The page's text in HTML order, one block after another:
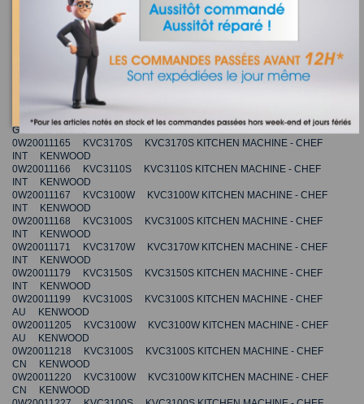
0W20011129 KVC5001G KVC5001G KITCHEN MACHINE - CHEF
AU KENWOOD
0W20011130 KVC5001P KVC5001P KITCHEN MACHINE - CHEF
AU KENWOOD
0W20011131 KVC5001Y KVC5001Y KITCHEN MACHINE - CHEF
AU KENWOOD
0W20011132 KVC5000T KVC5000T KITCHEN MACHINE - Chef
Sense AU KENWOOD
0W20011149 KVC3100S KVC3000S KITCHEN MACHINE - CHEF
GB KENWOOD
0W20011165 KVC3170S KVC3170S KITCHEN MACHINE - CHEF
INT KENWOOD
0W20011166 KVC3110S KVC3110S KITCHEN MACHINE - CHEF
INT KENWOOD
0W20011167 KVC3100W KVC3100W KITCHEN MACHINE - CHEF
INT KENWOOD
0W20011168 KVC3100S KVC3100S KITCHEN MACHINE - CHEF
INT KENWOOD
0W20011171 KVC3170W KVC3170W KITCHEN MACHINE - CHEF
INT KENWOOD
0W20011179 KVC3150S KVC3150S KITCHEN MACHINE - CHEF
INT KENWOOD
0W20011199 KVC3100S KVC3100S KITCHEN MACHINE - CHEF
AU KENWOOD
0W20011205 KVC3100W KVC3100W KITCHEN MACHINE - CHEF
AU KENWOOD
0W20011218 KVC3100S KVC3100S KITCHEN MACHINE - CHEF
CN KENWOOD
0W20011220 KVC3100W KVC3100W KITCHEN MACHINE - CHEF
CN KENWOOD